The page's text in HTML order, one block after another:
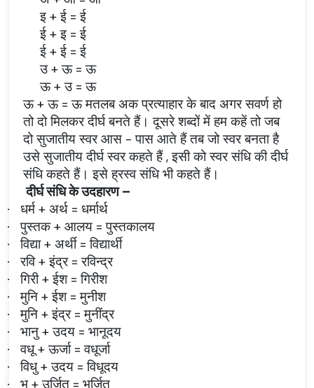
इ + ई = ई
ई + इ = ई
ई + ई = ई
उ + ऊ = ऊ
ऊ + उ = ऊ
ऊ + ऊ = ऊ मतलब अक प्रत्याहार के बाद अगर सवर्ण हो
तो दो मिलकर दीर्घ बनते हैं। दूसरे शब्दों में हम कहें तो जब
दो सुजातीय स्वर आस - पास आते हैं तब जो स्वर बनता है
उसे सुजातीय दीर्घ स्वर कहते हैं , इसी को स्वर संधि की दीर्घ
संधि कहते हैं। इसे ह्रस्व संधि भी कहते हैं।
दीर्घ संधि के उदहारण –
· धर्म + अर्थ = धर्मार्थ
· पुस्तक + आलय = पुस्तकालय
· विद्या + अर्थी = विद्यार्थी
· रवि + इंद्र = रविन्द्र
· गिरी + ईश = गिरीश
· मुनि + ईश = मुनीश
· मुनि + इंद्र = मुनींद्र
· भानु + उदय = भानूदय
· वधू + ऊर्जा = वधूर्जा
· विधु + उदय = विधूदय
· भू + उर्जित = भुर्जित